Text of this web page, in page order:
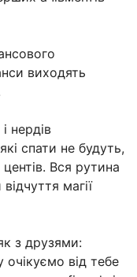
виходять
нердів
спати не будуть,
Вся рутина
магії
з друзями:
від тебе